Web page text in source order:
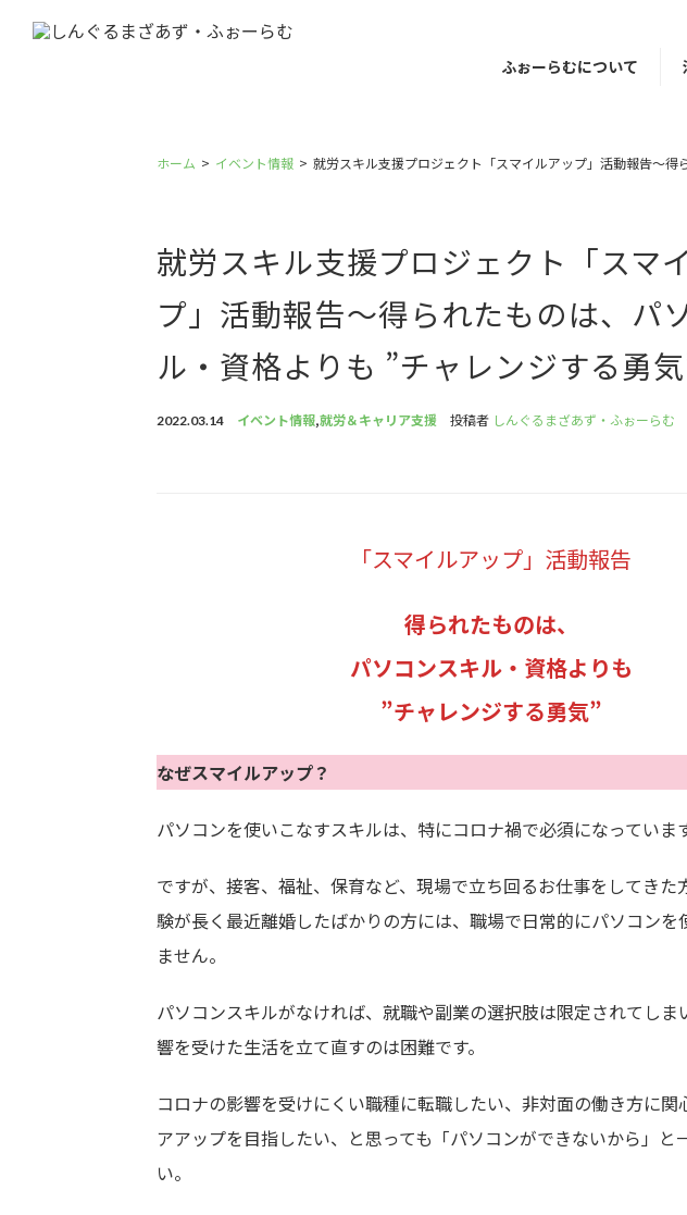
ふぉーらむについて
ホーム イベント情報 就労スキル支援プロジェクト「スマイルアップ」活動報告〜
就労スキル支援プロジェクト「スマ
プ」活動報告〜得られたものは、パ
ル・資格よりも ”チャレンジする勇
2022.03.14 イベント情報,就労＆キャリア支援 投稿者 しんぐるまざあず・ふぉーらむ
「スマイルアップ」活動報告
得られたものは、
パソコンスキル・資格よりも
”チャレンジする勇気”
なぜスマイルアップ？
パソコンを使いこなすスキルは、特にコロナ禍で必須になっています
ですが、接客、福祉、保育など、現場で立ち回るお仕事をしてきた
験が長く最近離婚したばかりの方には、職場で日常的にパソコンを
ません。
パソコンスキルがなければ、就職や副業の選択肢は限定されてしま
響を受けた生活を立て直すのは困難です。
コロナの影響を受けにくい職種に転職したい、非対面の働き方に関
アアップを目指したい、と思っても「パソコンができないから」と
い。